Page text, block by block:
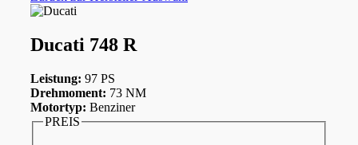
Ducati 748 R
Leistung: 97 PS
Drehmoment: 73 NM
Motortyp: Benziner
PREIS